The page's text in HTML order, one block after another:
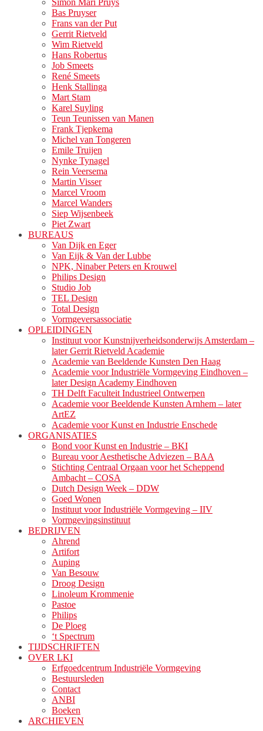
Simon Mari Pruys
Bas Pruyser
Frans van der Put
Gerrit Rietveld
Wim Rietveld
Hans Robertus
Job Smeets
René Smeets
Henk Stallinga
Mart Stam
Karel Suyling
Teun Teunissen van Manen
Frank Tjepkema
Michel van Tongeren
Emile Truijen
Nynke Tynagel
Rein Veersema
Martin Visser
Marcel Vroom
Marcel Wanders
Siep Wijsenbeek
Piet Zwart
BUREAUS
Van Dijk en Eger
Van Eijk & Van der Lubbe
NPK, Ninaber Peters en Krouwel
Philips Design
Studio Job
TEL Design
Total Design
Vormgeversassociatie
OPLEIDINGEN
Instituut voor Kunstnijverheidsonderwijs Amsterdam –
later Gerrit Rietveld Academie
Academie van Beeldende Kunsten Den Haag
Academie voor Industriële Vormgeving Eindhoven –
later Design Academy Eindhoven
TH Delft Faculteit Industrieel Ontwerpen
Academie voor Beeldende Kunsten Arnhem – later
ArtEZ
Academie voor Kunst en Industrie Enschede
ORGANISATIES
Bond voor Kunst en Industrie – BKI
Bureau voor Aesthetische Adviezen – BAA
Stichting Centraal Orgaan voor het Scheppend
Ambacht – COSA
Dutch Design Week – DDW
Goed Wonen
Instituut voor Industriële Vormgeving – IIV
Vormgevingsinstituut
BEDRIJVEN
Ahrend
Artifort
Auping
Van Besouw
Droog Design
Linoleum Krommenie
Pastoe
Philips
De Ploeg
‘t Spectrum
TIJDSCHRIFTEN
OVER LKI
Erfgoedcentrum Industriële Vormgeving
Bestuursleden
Contact
ANBI
Boeken
ARCHIEVEN